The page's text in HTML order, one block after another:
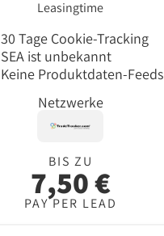
Leasingtime
30 Tage Cookie-Tracking
SEA ist unbekannt
Keine Produktdaten-Feeds
Netzwerke
BIS ZU
7,50 €
PAY PER LEAD